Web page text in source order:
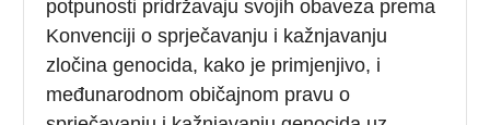
potpunosti pridržavaju svojih obaveza prema
Konvenciji o sprječavanju i kažnjavanju
zločina genocida, kako je primjenjivo, i
međunarodnom običajnom pravu o